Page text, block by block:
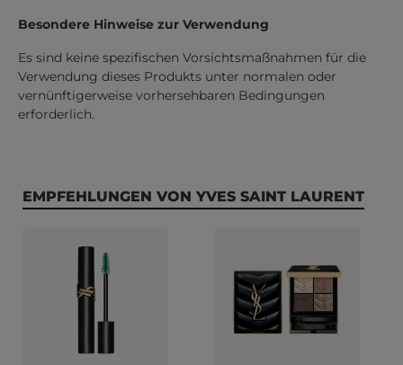
Besondere Hinweise zur Verwendung
Es sind keine spezifischen Vorsichtsmaßnahmen für die
Verwendung dieses Produkts unter normalen oder
vernünftigerweise vorhersehbaren Bedingungen
erforderlich.
Produktgalerie überspringen
EMPFEHLUNGEN VON YVES SAINT LAURENT